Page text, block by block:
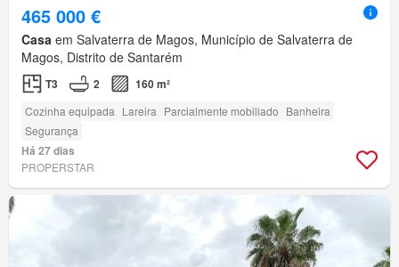
465 000 €
Casa em Salvaterra de Magos, Município de Salvaterra de
Magos, Distrito de Santarém
T3 2 160 m²
Cozinha equipada Lareira Parcialmente mobiliado Banheira
Segurança
Há 27 dias
PROPERSTAR